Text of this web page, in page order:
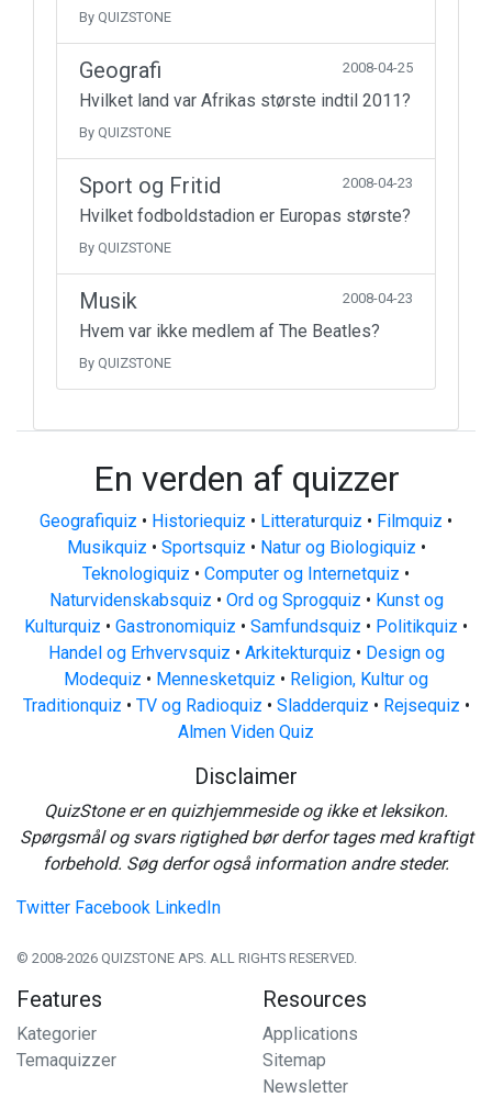
By QUIZSTONE
Geografi 2008-04-25
Hvilket land var Afrikas største indtil 2011?
By QUIZSTONE
Sport og Fritid 2008-04-23
Hvilket fodboldstadion er Europas største?
By QUIZSTONE
Musik 2008-04-23
Hvem var ikke medlem af The Beatles?
By QUIZSTONE
En verden af quizzer
Geografiquiz • Historiequiz • Litteraturquiz • Filmquiz •
Musikquiz • Sportsquiz • Natur og Biologiquiz •
Teknologiquiz • Computer og Internetquiz •
Naturvidenskabsquiz • Ord og Sprogquiz • Kunst og
Kulturquiz • Gastronomiquiz • Samfundsquiz • Politikquiz •
Handel og Erhvervsquiz • Arkitekturquiz • Design og
Modequiz • Mennesketquiz • Religion, Kultur og
Traditionquiz • TV og Radioquiz • Sladderquiz • Rejsequiz •
Almen Viden Quiz
Disclaimer
QuizStone er en quizhjemmeside og ikke et leksikon.
Spørgsmål og svars rigtighed bør derfor tages med kraftigt
forbehold. Søg derfor også information andre steder.
Twitter Facebook LinkedIn
© 2008-2026 QUIZSTONE APS. ALL RIGHTS RESERVED.
Features
Kategorier
Temaquizzer
Resources
Applications
Sitemap
Newsletter